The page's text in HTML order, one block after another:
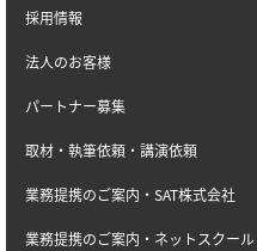
採用情報
法人のお客様
パートナー募集
取材・執筆依頼・講演依頼
業務提携のご案内・SAT株式会社
業務提携のご案内・ネットスクール